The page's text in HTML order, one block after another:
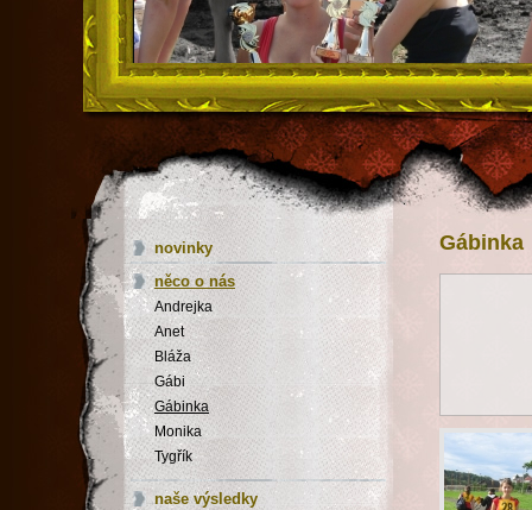
Gábinka
novinky
něco o nás
Andrejka
Anet
Bláža
Gábi
Gábinka
Monika
Tygřík
naše výsledky